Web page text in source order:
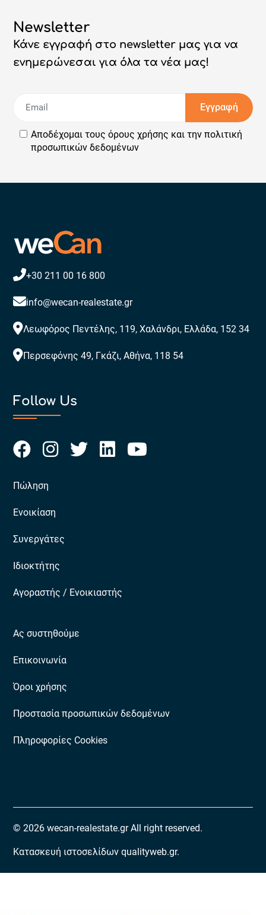
Newsletter
Κάνε εγγραφή στο newsletter μας για να
ενημερώνεσαι για όλα τα νέα μας!
Εγγραφή
Αποδέχομαι τουςόρους χρήσης και τηνπολιτική
προσωπικών δεδομένων
+30 211 00 16 800
info@wecan-realestate.gr
Λεωφόρος Πεντέλης, 119, Χαλάνδρι, Ελλάδα, 152 34
Περσεφόνης 49, Γκάζι, Αθήνα, 118 54
Follow Us
Πώληση
Ενοικίαση
Συνεργάτες
Ιδιοκτήτης
Αγοραστής / Ενοικιαστής
Ας συστηθούμε
Επικοινωνία
Όροι χρήσης
Προστασία προσωπικών δεδομένων
Πληροφορίες Cookies
© 2026 wecan-realestate.gr All right reserved.
Κατασκευή ιστοσελίδων qualityweb.gr.